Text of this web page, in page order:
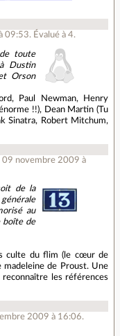
09:53. Évalué à4.
toute
Dustin
Orson
Paul Newman, Henry
!!), Dean Martin (Tu
Sinatra, Robert Mitchum,
09 novembre 2009 à
de la
au
boîte de
culte du flim (le cœur de
de Proust. Une
les références
2009 à 16:06.